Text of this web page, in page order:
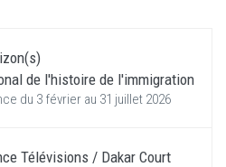
de l'histoire de l'immigration
du 3 février au 31 juillet 2026
Télévisions / Dakar Court